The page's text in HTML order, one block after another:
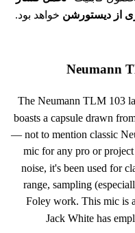
از دیستورشن خواهد بود.
Neumann
The Neumann TLM 103
boasts a capsule drawn
— not to mention classic
mic for any pro or
noise, it's been used for
range, sampling
Foley work. This mic is
Jack White has